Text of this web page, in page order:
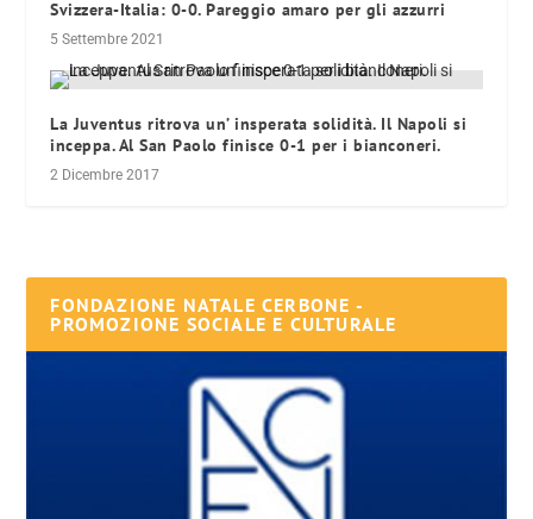
Svizzera-Italia: 0-0. Pareggio amaro per gli azzurri
5 Settembre 2021
La Juventus ritrova un’ insperata solidità. Il Napoli si
inceppa. Al San Paolo finisce 0-1 per i bianconeri.
2 Dicembre 2017
FONDAZIONE NATALE CERBONE -
PROMOZIONE SOCIALE E CULTURALE